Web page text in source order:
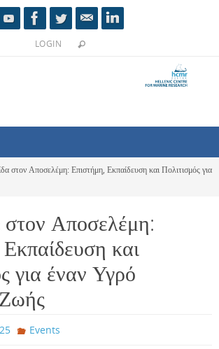
LOGIN
στον Αποσελέμη: Επιστήμη, Εκπαίδευση και Πολιτισμός για
στον Αποσελέμη:
και
για έναν Υγρό
Events